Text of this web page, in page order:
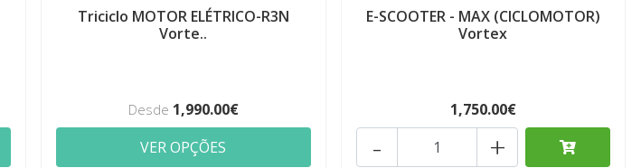
Triciclo MOTOR ELÉTRICO-R3N
Vorte..
Desde 1,990.00€
VER OPÇÕES
E-SCOOTER - MAX (CICLOMOTOR)
Vortex
1,750.00€
+
-